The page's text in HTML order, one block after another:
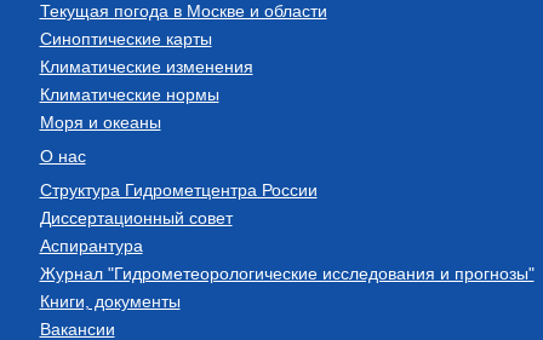
Текущая погода в Москве и области
Синоптические карты
Климатические изменения
Климатические нормы
Моря и океаны
О нас
Структура Гидрометцентра России
Диссертационный совет
Аспирантура
Журнал "Гидрометеорологические исследования и прогнозы"
Книги, документы
Вакансии